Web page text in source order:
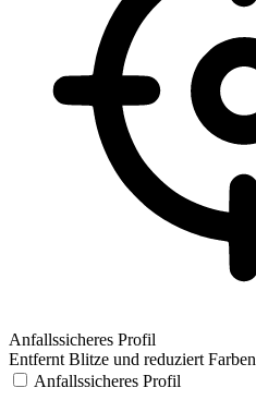
Anfallssicheres Profil
Entfernt Blitze und reduziert Farben
Anfallssicheres Profil